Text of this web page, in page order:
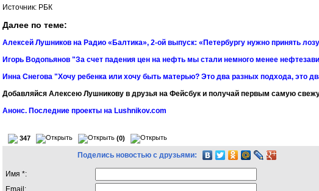
Источник: РБК
Далее по теме:
Алексей Лушников на Радио «Балтика», 2-ой выпуск: «Петербургу нужно принять
Игорь Водопьянов "За счет падения цен на нефть мы стали немного менее
Инна Снегова "Хочу ребенка или хочу быть матерью? Это два разных подхода, это
Добавляйся Алексею Лушникову в друзья на Фейсбук и получай первым самую
Анонс. Последние проекты на Lushnikov.com
347 (0)
Поделись новостью с друзьями:
Имя *:
Email: